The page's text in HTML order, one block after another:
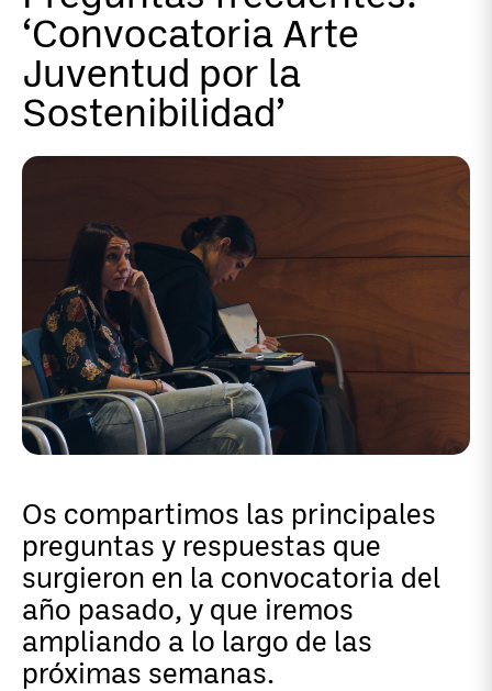
‘Convocatoria Arte
Juventud por la
Sostenibilidad’
Os compartimos las principales
preguntas y respuestas que
surgieron en la convocatoria del
año pasado, y que iremos
ampliando a lo largo de las
próximas semanas.